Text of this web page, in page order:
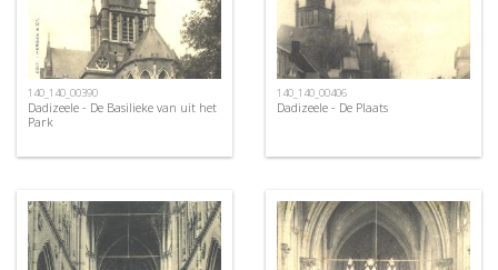
140_140_00390
Dadizeele - De Basilieke van uit het
Park
140_140_00406
Dadizeele - De Plaats